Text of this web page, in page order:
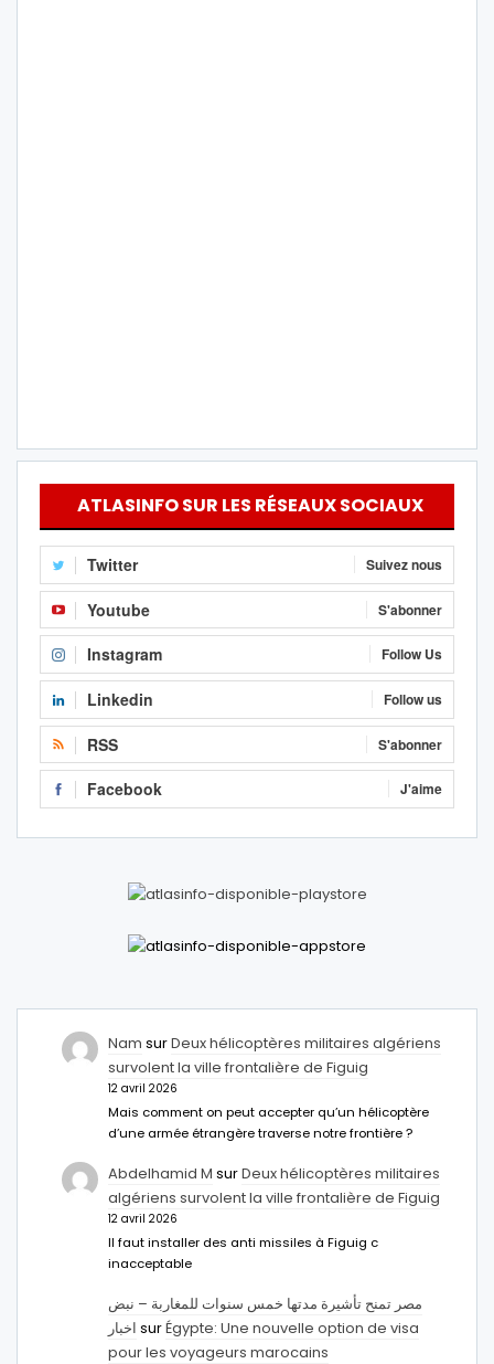
ATLASINFO SUR LES RÉSEAUX SOCIAUX
Twitter Suivez nous
Youtube S'abonner
Instagram Follow Us
Linkedin Follow us
RSS S'abonner
Facebook J'aime
Nam surDeux hélicoptères militaires algériens
survolent la ville frontalière de Figuig
12 avril 2026
Mais comment on peut accepter qu’un hélicoptère
d’une armée étrangère traverse notre frontière ?
Abdelhamid M surDeux hélicoptères militaires
algériens survolent la ville frontalière de Figuig
12 avril 2026
Il faut installer des anti missiles à Figuig c
inacceptable
مصر تمنح تأشيرة مدتها خمس سنوات للمغاربة – نبض
اخبار surÉgypte: Une nouvelle option de visa
pour les voyageurs marocains